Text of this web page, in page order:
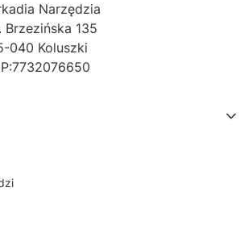
Narzędzia
Brzezińska 135
040 Koluszki